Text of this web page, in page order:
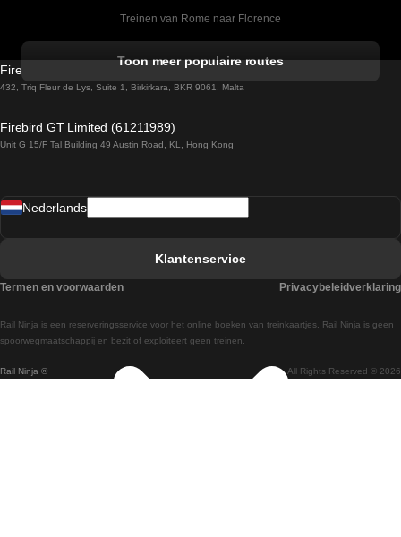
Treinen van Rome naar Florence
Treinen van Sevilla naar Barcelona
Treinen van Praag naar Wenen
Treinen van Wenen naar Salzburg
Treinen van Wenen naar Praag
Toon meer populaire routes
Firebird GT Limited (OC 1451)
432, Triq Fleur de Lys, Suite 1, Birkirkara, BKR 9061, Malta
Firebird GT Limited (61211989)
Unit G 15/F Tal Building 49 Austin Road, KL, Hong Kong
Rail Ninja ® All Rights Reserved © 2026
Rail Ninja is een reserveringsservice voor het online boeken van treinkaartjes. Rail Ninja is geen
spoorwegmaatschappij en bezit of exploiteert geen treinen.
Nederlands
Klantenservice
Termen en voorwaarden Privacybeleidverklaring